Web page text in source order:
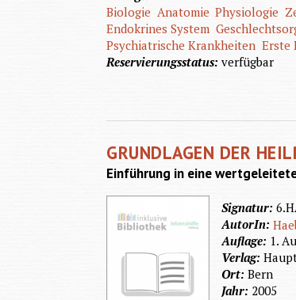
Biologie Anatomie Physiologie
Endokrines System
Psychiatrische Krankheiten Erste
Reservierungsstatus:verfügbar
GRUNDLAGEN DER
Einführung in eine
Signatur:
AutorIn:
Auflage: 1.
Verlag:
Ort:Bern
Jahr: 2005